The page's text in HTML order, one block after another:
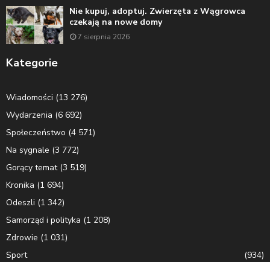
Nie kupuj, adoptuj. Zwierzęta z Wągrowca
czekają na nowe domy
7 sierpnia 2026
Kategorie
Wiadomości (13 276)
Wydarzenia (6 692)
Społeczeństwo (4 571)
Na sygnale (3 772)
Gorący temat(3 519)
Kronika (1 694)
Odeszli (1 342)
Samorząd i polityka (1 208)
Zdrowie (1 031)
Sport
(934)